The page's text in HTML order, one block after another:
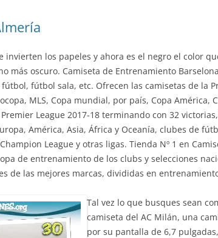
invierten los papeles y ahora es el negro el color
más oscuro. Camiseta de Entrenamiento
fútbol sala, etc. Ofrecen las camisetas de la
MLS, Copa mundial, por país, Copa
League 2017-18 terminando con 32
América, Asia, África y Oceanía, clubes de
League y otras ligas. Tienda Nº 1 en
de entrenamiento de los clubs y selecciones
de las mejores marcas, divididas en
Tal vez lo que busques sean
camiseta del AC Milán, una
por su pantalla de 6,7